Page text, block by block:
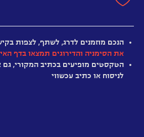
אריסטו
ג’ורג’
דופלר
לקיומו
של
חומר
אפל
בין
יקומים
מענין
הנכם מוזמנים לדרג, לשתף, לצפות
את הסימניה והדירוגים תמצאו בדף
הטקסטים מופיעים בכתיב המקורי,
לניסוח או כתיב עכשווי